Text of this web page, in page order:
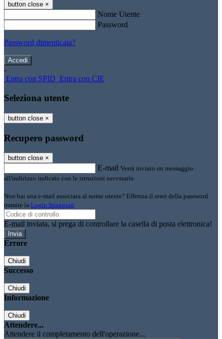
button close ×
Nome Utente
Password
Password dimenticata?
-
Entra con SPID Entra con CIE
Seleziona utente
button close ×
Recupero password
button close ×
E-mail Verrà inviato un messaggio
all'indirizzo indicato con le istruzioni necessarie.
Non hai una e-mail associata al nome utente? Effettua il reset della password
tramite la Login Spaggiari
E-mail inviata, si prega di controllare la casella di posta elettronica!
Errore
Chiudi
Successo
Chiudi
Informazione
Chiudi
Attendere...
Attendere il completamento dell'operazione...